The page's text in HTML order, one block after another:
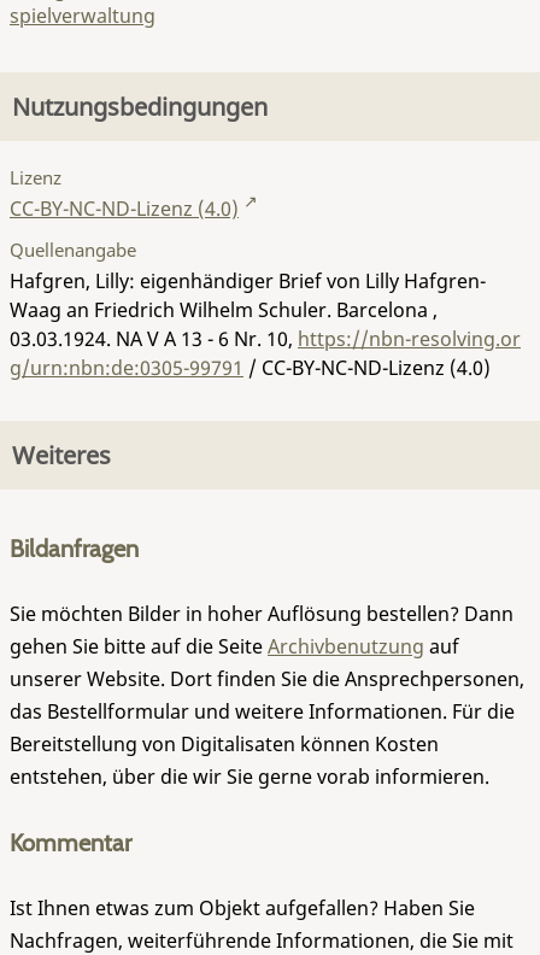
spielverwaltung
Nutzungsbedingungen
Lizenz
CC-BY-NC-ND-Lizenz (4.0)
Quellenangabe
Hafgren, Lilly: eigenhändiger Brief von Lilly Hafgren-
Waag an Friedrich Wilhelm Schuler. Barcelona ,
03.03.1924. NA V A 13 - 6 Nr. 10, https://nbn-resolving.or
g/urn:nbn:de:0305-99791 / CC-BY-NC-ND-Lizenz (4.0)
Weiteres
Bildanfragen
Sie möchten Bilder in hoher Auflösung bestellen? Dann
gehen Sie bitte auf die SeiteArchivbenutzung auf
unserer Website. Dort finden Sie die Ansprechpersonen,
das Bestellformular und weitere Informationen. Für die
Bereitstellung von Digitalisaten können Kosten
entstehen, über die wir Sie gerne vorab informieren.
Kommentar
Ist Ihnen etwas zum Objekt aufgefallen? Haben Sie
Nachfragen, weiterführende Informationen, die Sie mit